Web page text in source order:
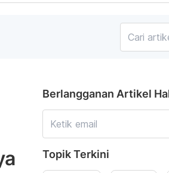
Berlangganan Artikel
Topik Terkini